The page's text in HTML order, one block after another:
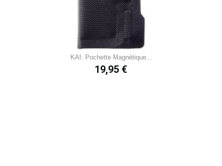
KAI: Pochette Magnétique...
Prix
19,95 €